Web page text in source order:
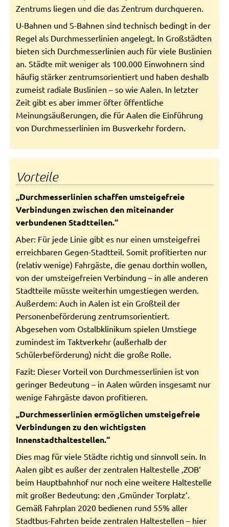
Zentrums liegen und die das Zentrum durchqueren.
U-Bahnen und S-Bahnen sind technisch bedingt in der
Regel als Durchmesserlinien angelegt. In Großstädten
bieten sich Durchmesserlinien auch für viele Buslinien
an. Städte mit weniger als 100.000 Einwohnern sind
häufig stärker zentrumsorientiert und haben deshalb
zumeist radiale Buslinien – so wie Aalen. In letzter
Zeit gibt es aber immer öfter öffentliche
Meinungsäußerungen, die für Aalen die Einführung
von Durchmesserlinien im Busverkehr fordern.
Vorteile
„Durchmesserlinien schaffen umsteigefreie
Verbindungen zwischen den miteinander
verbundenen Stadtteilen.“
Aber: Für jede Linie gibt es nur einen umsteigefrei
erreichbaren Gegen-Stadtteil. Somit profitierten nur
(relativ wenige) Fahrgäste, die genau dorthin wollen,
von der umsteigefreien Verbindung – in alle anderen
Stadtteile müsste weiterhin umgestiegen werden.
Außerdem: Auch in Aalen ist ein Großteil der
Personenbeförderung zentrumsorientiert.
Abgesehen vom Ostalbklinikum spielen Umstiege
zumindest im Taktverkehr (außerhalb der
Schülerbeförderung) nicht die große Rolle.
Fazit: Dieser Vorteil von Durchmesserlinien ist von
geringer Bedeutung – in Aalen würden insgesamt nur
wenige Fahrgäste davon profitieren.
„Durchmesserlinien ermöglichen umsteigefreie
Verbindungen zu den wichtigsten
Innenstadthaltestellen.“
Dies mag für viele Städte richtig und sinnvoll sein. In
Aalen gibt es außer der zentralen Haltestelle ‚ZOB‘
beim Hauptbahnhof nur noch eine weitere Haltestelle
mit großer Bedeutung: den ‚Gmünder Torplatz‘.
Gemäß Fahrplan 2020 bedienen rund 55% aller
Stadtbus-Fahrten beide zentralen Haltestellen – hier
Rechtliches und AGB
Reiseversicherung